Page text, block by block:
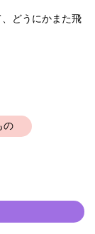
どうにかまた飛
の